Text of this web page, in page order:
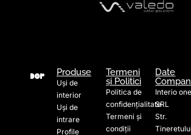
Produse
Uși de
interior
Uși de
intrare
Profile
Termeni
și Politici
Politica de
confidențialitate
Termeni și
condiții
Date
Interio one
SRL
Str.
Tineretului